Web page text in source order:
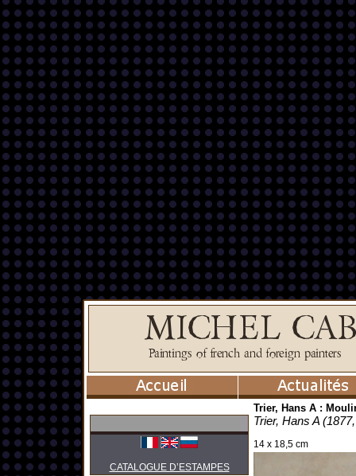
CATALOGUE D’ESTAMPES
Trier, Hans A :
Trier, Hans A
14 x 18,5 cm